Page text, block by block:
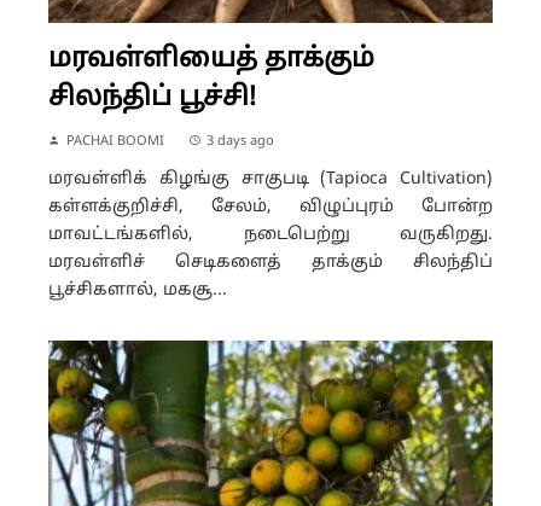
மரவள்ளியைத் தாக்கும்
சிலந்திப் பூச்சி!
PACHAI BOOMI 3 days ago
மரவள்ளிக் கிழங்கு சாகுபடி (Tapioca Cultivation)
கள்ளக்குறிச்சி, சேலம், விழுப்புரம் போன்ற
மாவட்டங்களில், நடைபெற்று வருகிறது.
மரவள்ளிச் செடிகளைத் தாக்கும் சிலந்திப்
பூச்சிகளால், மகசூ...